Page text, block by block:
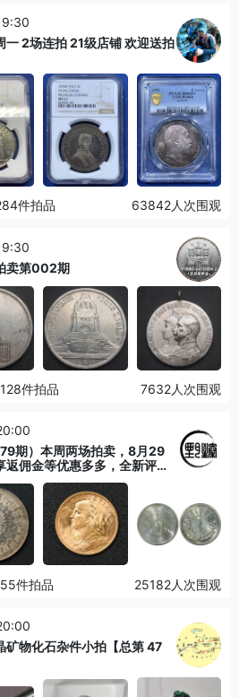
件拍品 63842人次围观
卖第002期
件拍品 7632人次围观
期）本周两场拍卖，8月29
返佣金等优惠多多，全新评级
件拍品 25182人次围观
矿物化石杂件小拍【总第 47